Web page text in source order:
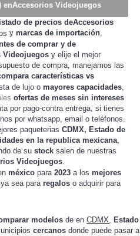
enAccesorios Videojuegos
listado de precios deAccesorios
y marcas de importación,
de comprar y de
Videojuegos y elije el mejor
de compra , manejamos las
características vs
de lujo o mayores capacidades
ofertas de meses sin intereses
por pago-contra entrega, si tienes
por whatsapp, email o teléfonos.
paqueterias CDMX, Estado de
en la republica mexicana,
de su stock salen de nuestras
Videojuegos.
méxico para 2023 a los mejores
ya sea para regalos o adquirir para
modelos de en CDMX
Estado
cercanos donde puede pasar a